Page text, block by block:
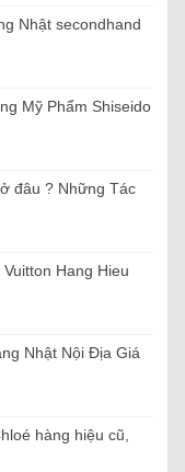
Nhật secondhand
Mỹ Phẩm Shiseido
đâu ? Những Tác
Hang Hieu
Nhật Nội Địa Giá
hàng hiệu cũ,